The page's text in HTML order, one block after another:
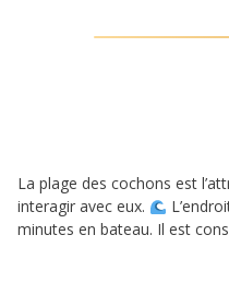
La plage des cochons est
interagir avec eux.
minutes en bateau. Il est